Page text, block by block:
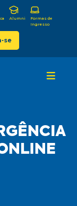
Alumni
Formas de
Ingresso
se